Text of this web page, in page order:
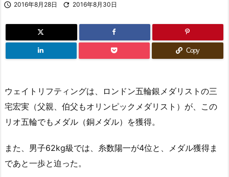
 2016年8月28日  2016年8月30日
Copy
ウェイトリフティングは、ロンドン五輪銀メダリストの三
宅宏実（父親、伯父もオリンピックメダリスト）が、この
リオ五輪でもメダル（銅メダル）を獲得。
また、男子62kg級では、糸数陽一が4位と、メダル獲得ま
であと一歩と迫った。